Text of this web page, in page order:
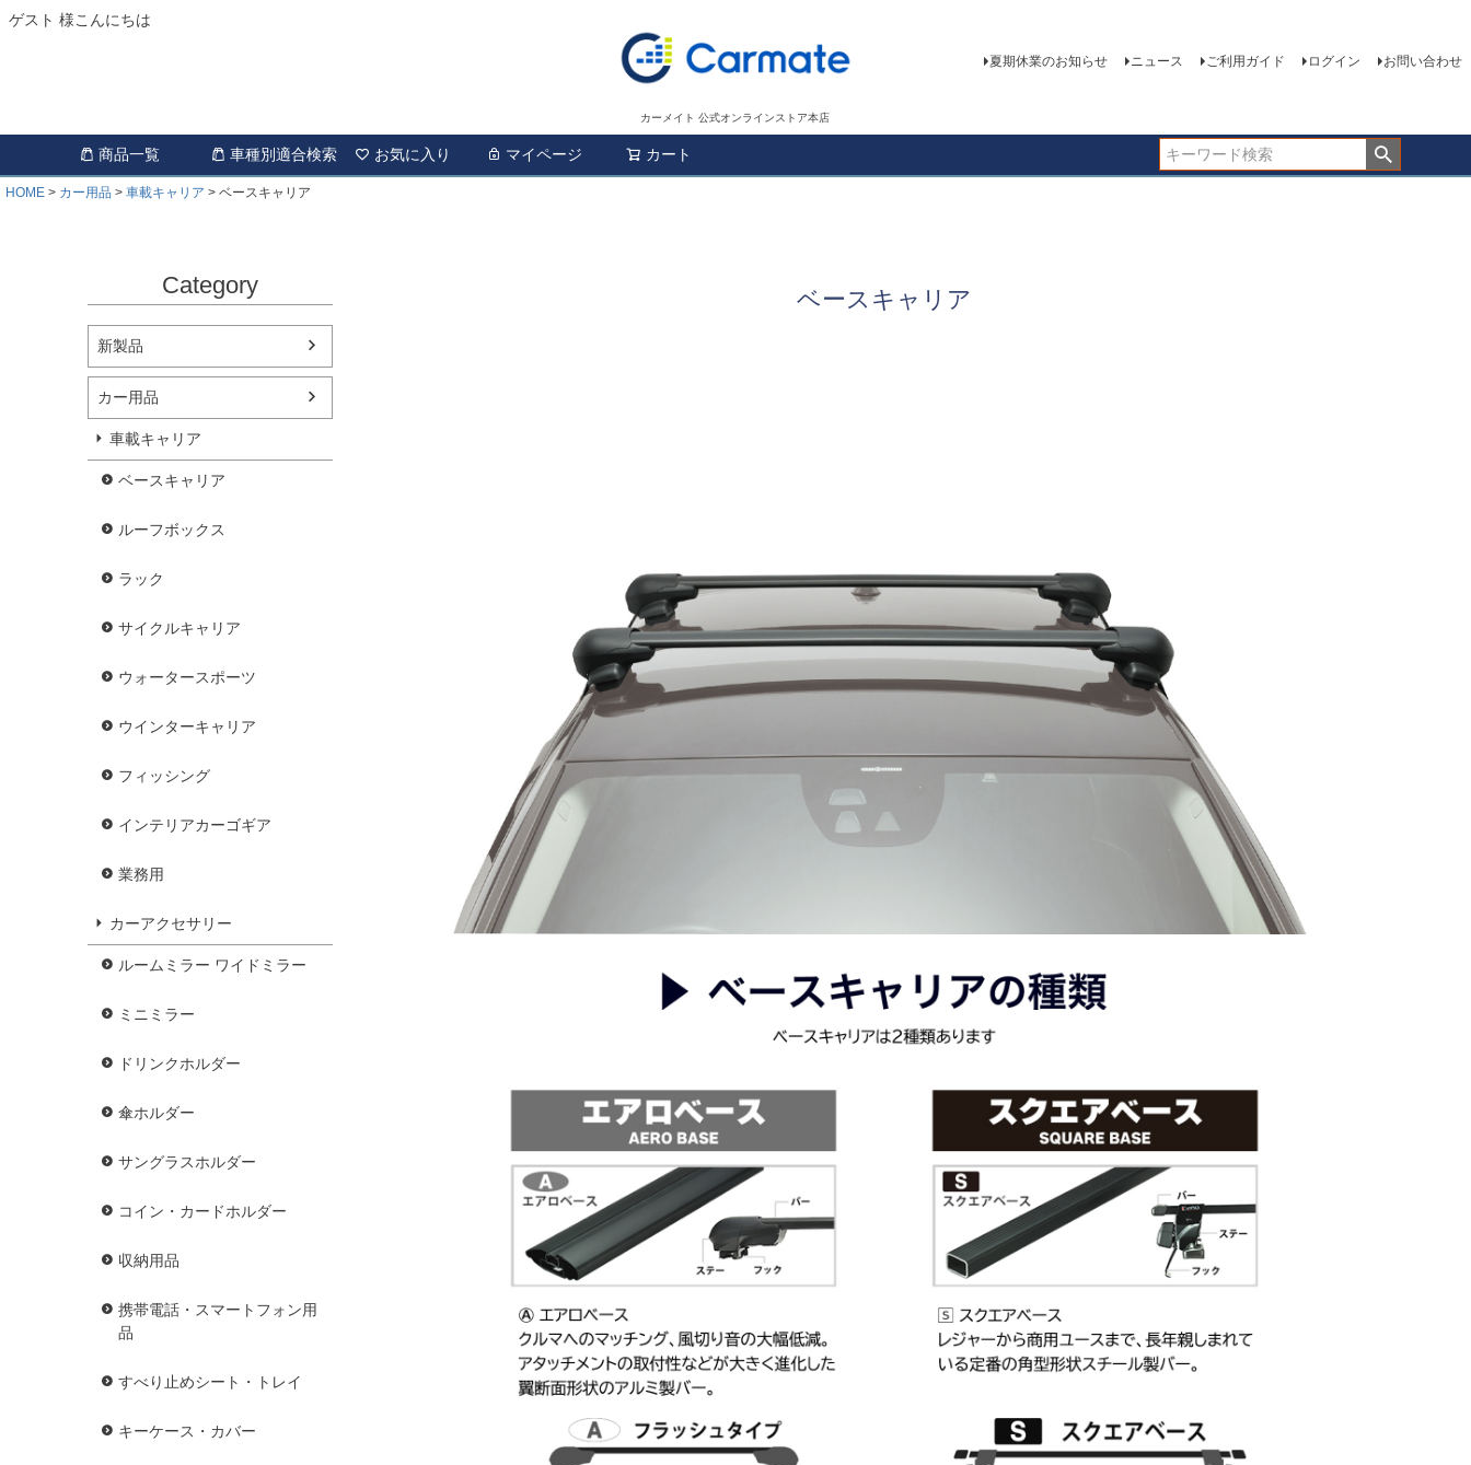
ゲスト 様こんにちは
カーメイト 公式オンラインストア本店
夏期休業のお知らせ ニュース ご利用ガイド ログイン お問い合わせ
商品一覧 車種別適合検索 お気に入り マイページ カート
HOME カー用品 車載キャリア ベースキャリア
Category
新製品
カー用品
車載キャリア
ベースキャリア
ルーフボックス
ラック
サイクルキャリア
ウォータースポーツ
ウインターキャリア
フィッシング
インテリアカーゴギア
業務用
カーアクセサリー
ルームミラー ワイドミラー
ミニミラー
ドリンクホルダー
傘ホルダー
サングラスホルダー
コイン・カードホルダー
収納用品
携帯電話・スマートフォン用
品
すべり止めシート・トレイ
キーケース・カバー
ベースキャリア